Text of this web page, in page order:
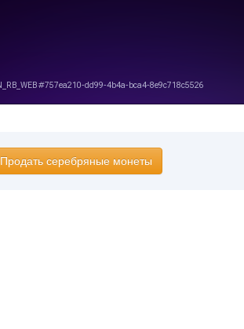
Продать серебряные монеты